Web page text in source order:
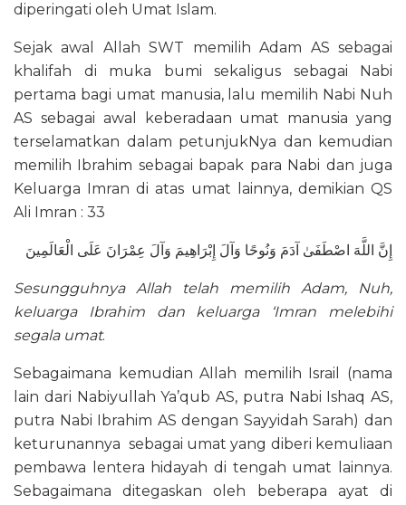
diperingati oleh Umat Islam.
Sejak awal Allah SWT memilih Adam AS sebagai
khalifah di muka bumi sekaligus sebagai Nabi
pertama bagi umat manusia, lalu memilih Nabi Nuh
AS sebagai awal keberadaan umat manusia yang
terselamatkan dalam petunjukNya dan kemudian
memilih Ibrahim sebagai bapak para Nabi dan juga
Keluarga Imran di atas umat lainnya, demikian QS
Ali Imran : 33
إِنَّ اللَّهَ اصْطَفَىٰ آدَمَ وَنُوحًا وَآلَ إِبْرَاهِيمَ وَآلَ عِمْرَانَ عَلَى الْعَالَمِينَ
Sesungguhnya Allah telah memilih Adam, Nuh,
keluarga Ibrahim dan keluarga ‘Imran melebihi
segala umat.
Sebagaimana kemudian Allah memilih Israil (nama
lain dari Nabiyullah Ya’qub AS, putra Nabi Ishaq AS,
putra Nabi Ibrahim AS dengan Sayyidah Sarah) dan
keturunannya sebagai umat yang diberi kemuliaan
pembawa lentera hidayah di tengah umat lainnya.
Sebagaimana ditegaskan oleh beberapa ayat di